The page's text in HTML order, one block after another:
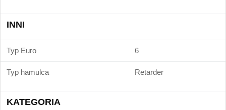
INNI
Typ Euro 6
Typ hamulca Retarder
KATEGORIA